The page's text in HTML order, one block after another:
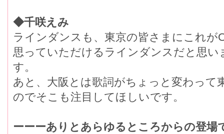
◆千咲えみ
ラインダンスも、東京の皆さまにこれ
思っていただけるラインダンスだと思
す。
あと、大阪とは歌詞がちょっと変わって
のでそこも注目してほしいです。
ーーーありとあらゆるところからの登場